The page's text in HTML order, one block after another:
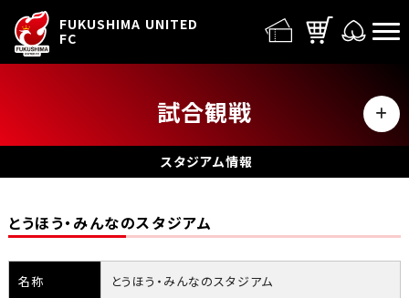
FUKUSHIMA UNITED
FC
試合観戦
MENU
チケット
観戦ガイド
スタジアム情報
とうほう・みんなのスタジアム
名称 とうほう・みんなのスタジアム